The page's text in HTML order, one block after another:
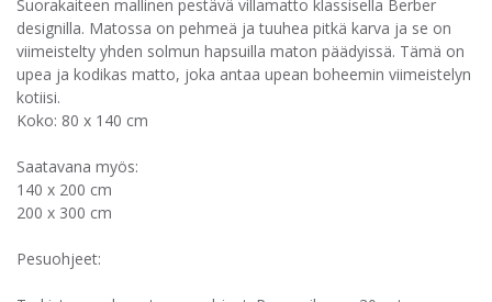
Suorakaiteen mallinen pestävä villamatto klassisella Berber
designilla. Matossa on pehmeä ja tuuhea pitkä karva ja se on
viimeistelty yhden solmun hapsuilla maton päädyissä. Tämä on
upea ja kodikas matto, joka antaa upean boheemin viimeistelyn
kotiisi.
Koko: 80 x 140 cm
Saatavana myös:
140 x 200 cm
200 x 300 cm
Pesuohjeet: